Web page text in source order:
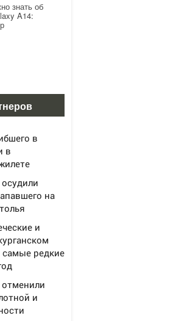
знать об
A14:
в
в
на
и
самые редкие
и